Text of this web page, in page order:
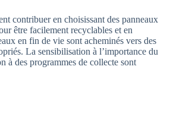
contribuer en choisissant des panneaux
être facilement recyclables et en
en fin de vie sont acheminés vers des
La sensibilisation à l’importance du
à des programmes de collecte sont